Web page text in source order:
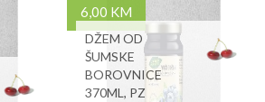
6,00 KM
DŽEM OD
ŠUMSKE
BOROVNICE
370ML, PZ